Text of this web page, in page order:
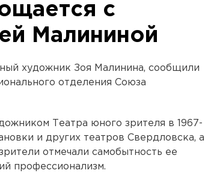
с
Малининой
художник Зоя Малинина, сообщили
отделения Союза
Театра юного зрителя в 1967-
и других театров Свердловска, а
отмечали самобытность ее
профессионализм.